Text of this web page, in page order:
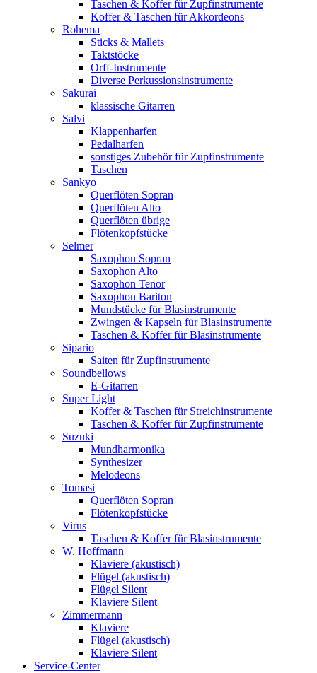
Taschen & Koffer für Zupfinstrumente
Koffer & Taschen für Akkordeons
Rohema
Sticks & Mallets
Taktstöcke
Orff-Instrumente
Diverse Perkussionsinstrumente
Sakurai
klassische Gitarren
Salvi
Klappenharfen
Pedalharfen
sonstiges Zubehör für Zupfinstrumente
Taschen
Sankyo
Querflöten Sopran
Querflöten Alto
Querflöten übrige
Flötenkopfstücke
Selmer
Saxophon Sopran
Saxophon Alto
Saxophon Tenor
Saxophon Bariton
Mundstücke für Blasinstrumente
Zwingen & Kapseln für Blasinstrumente
Taschen & Koffer für Blasinstrumente
Sipario
Saiten für Zupfinstrumente
Soundbellows
E-Gitarren
Super Light
Koffer & Taschen für Streichinstrumente
Taschen & Koffer für Zupfinstrumente
Suzuki
Mundharmonika
Synthesizer
Melodeons
Tomasi
Querflöten Sopran
Flötenkopfstücke
Virus
Taschen & Koffer für Blasinstrumente
W. Hoffmann
Klaviere (akustisch)
Flügel (akustisch)
Flügel Silent
Klaviere Silent
Zimmermann
Klaviere
Flügel (akustisch)
Klaviere Silent
Service-Center